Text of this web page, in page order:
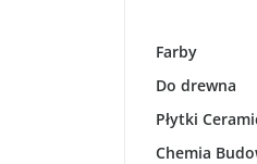
Farby
Do drewna
Płytki
Chemia